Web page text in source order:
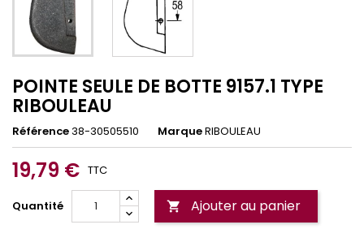
POINTE SEULE DE BOTTE 9157.1 TYPE
RIBOULEAU
Référence38-30505510 MarqueRIBOULEAU
19,79 € TTC
Quantité  Ajouter au panier